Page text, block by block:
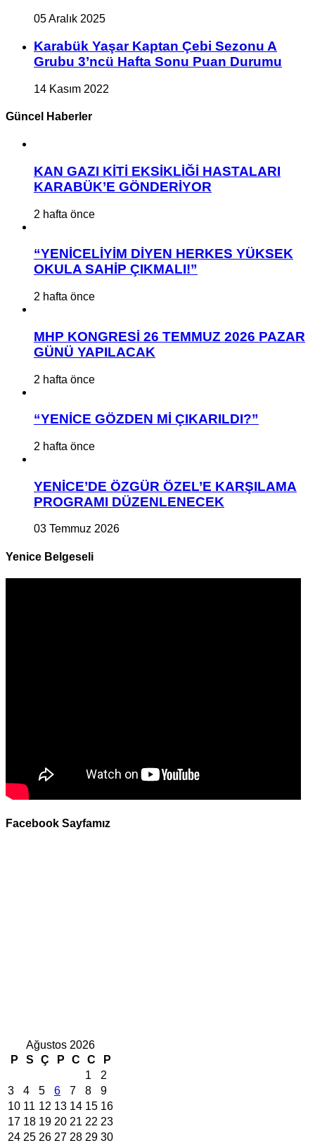
05 Aralık 2025
Karabük Yaşar Kaptan Çebi Sezonu A
Grubu 3’ncü Hafta Sonu Puan Durumu
14 Kasım 2022
Güncel Haberler
KAN GAZI KİTİ EKSİKLİĞİ HASTALARI
KARABÜK’E GÖNDERİYOR
2 hafta önce
“YENİCELİYİM DİYEN HERKES YÜKSEK
OKULA SAHİP ÇIKMALI!”
2 hafta önce
MHP KONGRESİ 26 TEMMUZ 2026 PAZAR
GÜNÜ YAPILACAK
2 hafta önce
“YENİCE GÖZDEN Mİ ÇIKARILDI?”
2 hafta önce
YENİCE’DE ÖZGÜR ÖZEL’E KARŞILAMA
PROGRAMI DÜZENLENECEK
03 Temmuz 2026
Yenice Belgeseli
Facebook Sayfamız
Ağustos 2026
P
S Ç P C C
P
1
2
3
4 5 6 7 8
9
10 11 12 13 14 15 16
17 18 19 20 21 22 23
24 25 26 27 28 29 30